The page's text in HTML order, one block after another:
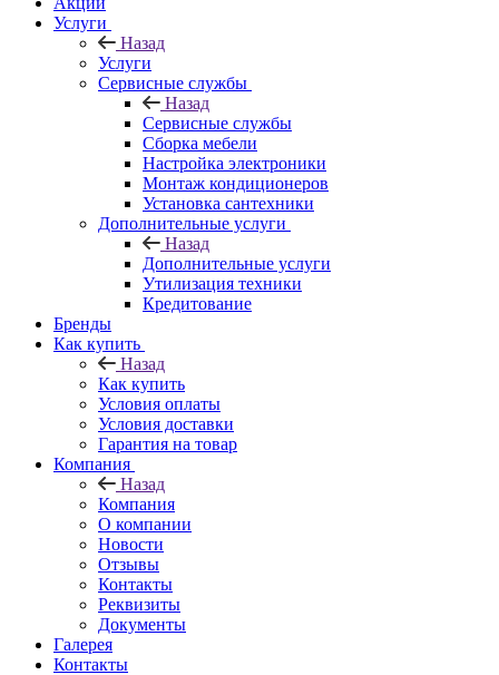
Услуги
Назад
Услуги
Сервисные службы
Назад
Сервисные службы
Сборка мебели
Настройка электроники
Монтаж кондиционеров
Установка сантехники
Дополнительные услуги
Назад
Дополнительные услуги
Утилизация техники
Кредитование
Бренды
Как купить
Назад
Как купить
Условия оплаты
Условия доставки
Гарантия на товар
Компания
Назад
Компания
О компании
Новости
Отзывы
Контакты
Реквизиты
Документы
Галерея
Контакты